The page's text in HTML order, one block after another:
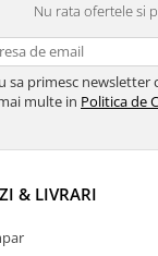
Nu rata ofertele si
sa primesc
multe in Politica de
& LIVRARI